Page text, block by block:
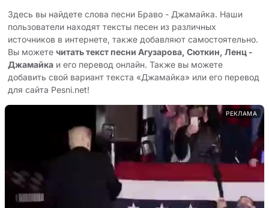
Здесь вы найдете слова песни Браво - Джамайка. Наши
пользователи находят тексты песен из различных
источников в интернете, также добавляют самостоятельно.
Вы можете читать текст песни Агузарова, Сюткин, Ленц -
Джамайка и его перевод онлайн. Также вы можете
добавить свой вариант текста «Джамайка» или его перевод
для сайта Pesni.net!
РЕКЛАМА